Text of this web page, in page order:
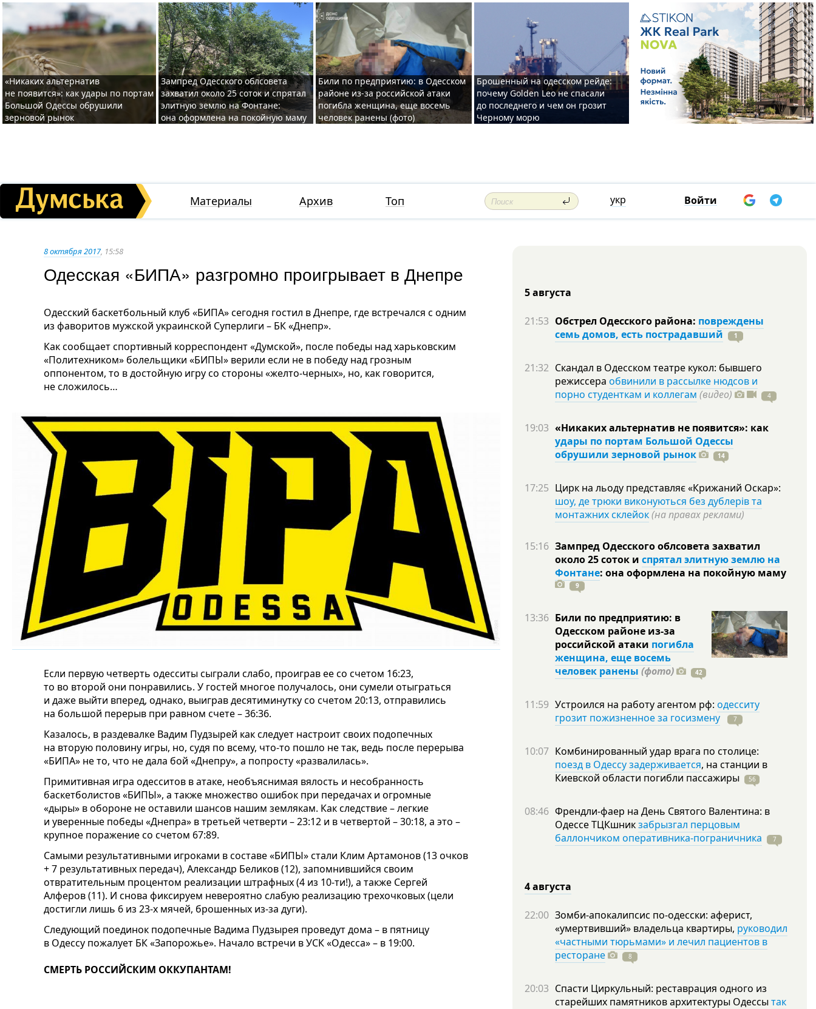
«Никаких альтернатив
не появится»: как удары по портам
Большой Одессы обрушили
зерновой рынок
Зампред Одесского облсовета
захватил около 25 соток и спрятал
элитную землю на Фонтане:
она оформлена на покойную маму
Били по предприятию: в Одесском
районе из-за российской атаки
погибла женщина, еще восемь
человек ранены (фото)
Брошенный на одесском рейде:
почему Golden Leo не спасали
до последнего и чем он грозит
Черному морю
Материалы Архив Топ укр Войти
8 октября 2017, 15:58
Одесская «БИПА» разгромно проигрывает в Днепре
Одесский баскетбольный клуб «БИПА» сегодня гостил в Днепре, где встречался с одним
из фаворитов мужской украинской Суперлиги – БК «Днепр».
Как сообщает спортивный корреспондент «Думской», после победы над харьковским
«Политехником» болельщики «БИПЫ» верили если не в победу над грозным
оппонентом, то в достойную игру со стороны «желто-черных», но, как говорится,
не сложилось…
Если первую четверть одесситы сыграли слабо, проиграв ее со счетом 16:23,
то во второй они понравились. У гостей многое получалось, они сумели отыграться
и даже выйти вперед, однако, выиграв десятиминутку со счетом 20:13, отправились
на большой перерыв при равном счете – 36:36.
Казалось, в раздевалке Вадим Пудзырей как следует настроит своих подопечных
на вторую половину игры, но, судя по всему, что-то пошло не так, ведь после перерыва
«БИПА» не то, что не дала бой «Днепру», а попросту «развалилась».
Примитивная игра одесситов в атаке, необъяснимая вялость и несобранность
баскетболистов «БИПЫ», а также множество ошибок при передачах и огромные
«дыры» в обороне не оставили шансов нашим землякам. Как следствие – легкие
и уверенные победы «Днепра» в третьей четверти – 23:12 и в четвертой – 30:18, а это –
крупное поражение со счетом 67:89.
Самыми результативными игроками в составе «БИПЫ» стали Клим Артамонов (13 очков
+ 7 результативных передач), Александр Беликов (12), запомнившийся своим
отвратительным процентом реализации штрафных (4 из 10-ти!), а также Сергей
Алферов (11). И снова фиксируем невероятно слабую реализацию трехочковых (цели
достигли лишь 6 из 23-х мячей, брошенных из-за дуги).
Следующий поединок подопечные Вадима Пудзырея проведут дома – в пятницу
в Одессу пожалует БК «Запорожье». Начало встречи в УСК «Одесса» – в 19:00.
СМЕРТЬ РОССИЙСКИМ ОККУПАНТАМ!
5 августа
21:53 Обстрел Одесского района: повреждены
семь домов, есть пострадавший
1
21:32 Скандал в Одесском театре кукол: бывшего
режиссера обвинили в рассылке нюдсов и
порно студенткам и коллегам (видео) 4
19:03 «Никаких альтернатив не появится»: как
удары по портам Большой Одессы
обрушили зерновой рынок
14
17:25 Цирк на льоду представляє «Крижаний Оскар»:
шоу, де трюки виконуються без дублерів та
монтажних склейок(на правах реклами)
15:16 Зампред Одесского облсовета захватил
около 25 соток и спрятал элитную землю на
Фонтане: она оформлена на покойную маму
9
13:36 Били по предприятию: в
Одесском районе из-за
российской атаки погибла
женщина, еще восемь
человек ранены (фото) 42
11:59 Устроился на работу агентом рф: одесситу
грозит пожизненное за госизмену
7
10:07 Комбинированный удар врага по столице:
поезд в Одессу задерживается, на станции в
Киевской области погибли пассажиры 56
08:46 Френдли-фаер на День Святого Валентина: в
Одессе ТЦКшникзабрызгал перцовым
баллончиком оперативника-пограничника
7
4 августа
22:00 Зомби-апокалипсис по-одесски: аферист,
«умертвивший» владельца квартиры, руководил
«частными тюрьмами» и лечил пациентов в
ресторане
8
20:03 Спасти Циркульный: реставрация одного из
старейших памятников архитектуры Одессы так